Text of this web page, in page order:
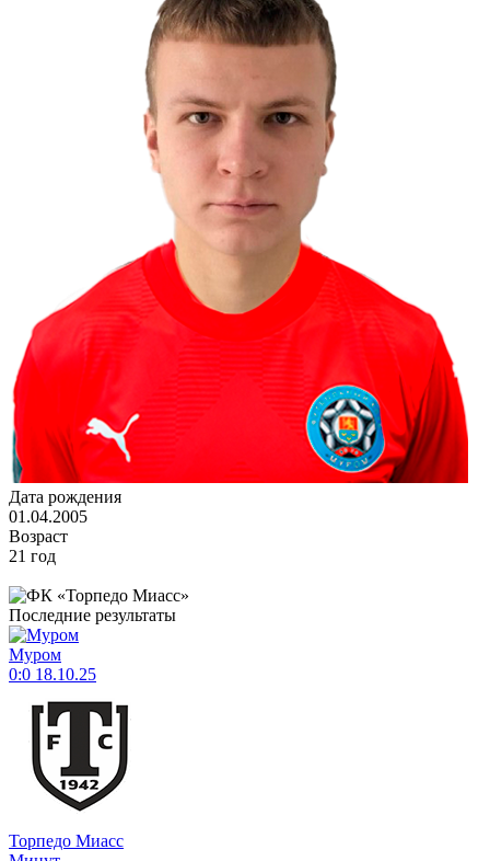
Дата рождения
01.04.2005
Возраст
21 год
Последние результаты
Муром
0:0 18.10.25
Торпедо Миасс